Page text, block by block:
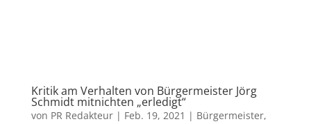
Kritik am Verhalten von Bürgermeister Jörg
Schmidt mitnichten „erledigt“
von PR Redakteur| Feb. 19, 2021 | Bürgermeister,